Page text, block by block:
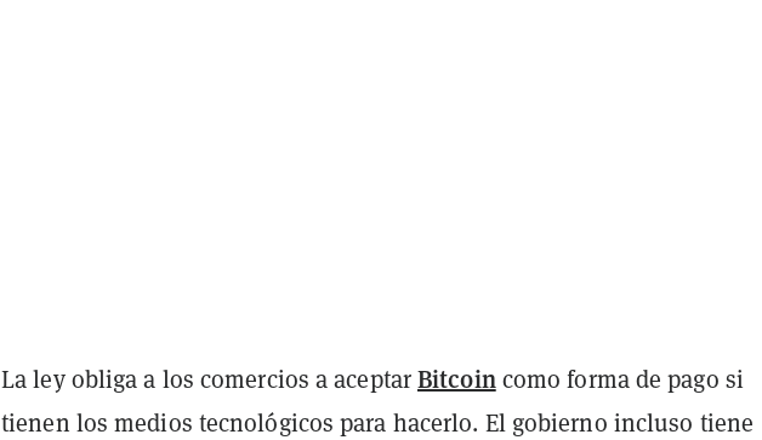
La ley obliga a los comercios a aceptarBitcoincomo forma de pago si
tienen los medios tecnológicos para hacerlo. El gobierno incluso tiene